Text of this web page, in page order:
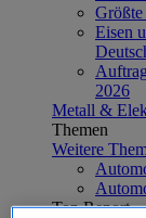
Größte
Eisen
2026
Metall &
Themen
Weitere
Top Report